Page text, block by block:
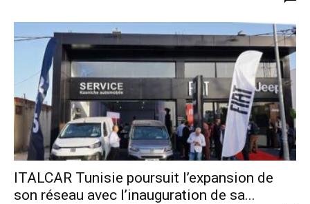
ITALCAR Tunisie poursuit l’expansion de
son réseau avec l’inauguration de sa...